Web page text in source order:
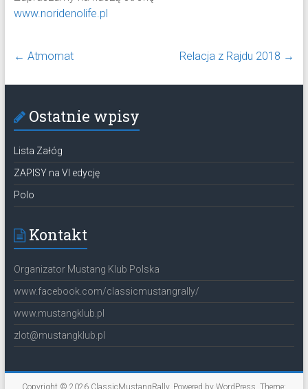
www.noridenolife.pl
← Atmomat Relacja z Rajdu 2018 →
Ostatnie wpisy
Lista Załóg
ZAPISY na VI edycję
Polo
Kontakt
Organizator Mustang Klub Polska
www.facebook.com/classicmustangrally/
www.mustangklub.pl
zlot@mustangklub.pl
Copyright © 2026 ClassicMustangRally. Powered by WordPress . Theme: